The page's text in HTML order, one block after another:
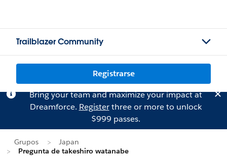
Trailblazer Community
Registrarse
Bring your team and maximize your impact at
Dreamforce. Registerthree or more to unlock
$999 passes.
Grupos
Japan
Pregunta de takeshiro watanabe